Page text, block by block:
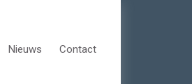
Nieuws Contact